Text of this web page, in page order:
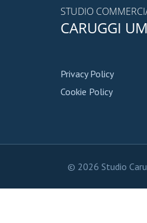
STUDIO
CARUGGI
Privacy Policy
Cookie Policy
© 2026 Studio